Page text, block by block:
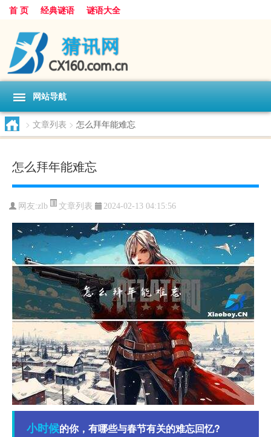
首 页 经典谜语 谜语大全
网站导航
> 文章列表 > 怎么拜年能难忘
怎么拜年能难忘
网友:zlb 文章列表 2024-02-13 04:15:56
小时候的你，有哪些与春节有关的难忘回忆?